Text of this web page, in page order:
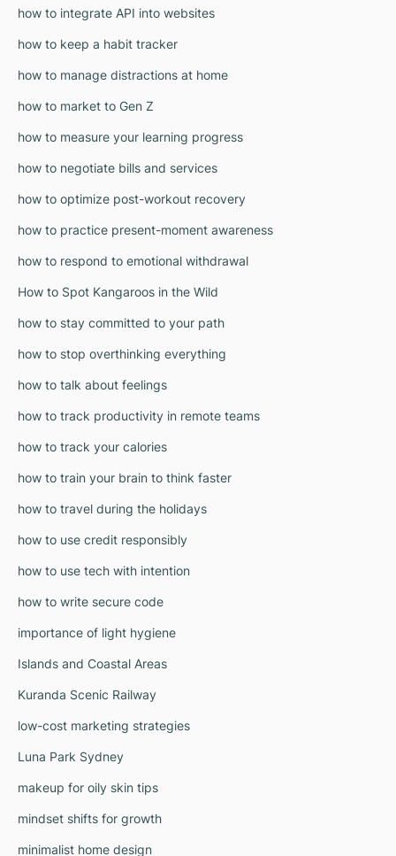
how to integrate API into websites
how to keep a habit tracker
how to manage distractions at home
how to market to Gen Z
how to measure your learning progress
how to negotiate bills and services
how to optimize post-workout recovery
how to practice present-moment awareness
how to respond to emotional withdrawal
How to Spot Kangaroos in the Wild
how to stay committed to your path
how to stop overthinking everything
how to talk about feelings
how to track productivity in remote teams
how to track your calories
how to train your brain to think faster
how to travel during the holidays
how to use credit responsibly
how to use tech with intention
how to write secure code
importance of light hygiene
Islands and Coastal Areas
Kuranda Scenic Railway
low-cost marketing strategies
Luna Park Sydney
makeup for oily skin tips
mindset shifts for growth
minimalist home design